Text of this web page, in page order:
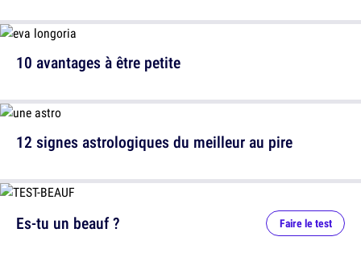
10 avantages à être petite
12 signes astrologiques du meilleur au pire
Es-tu un beauf ? Faire le test